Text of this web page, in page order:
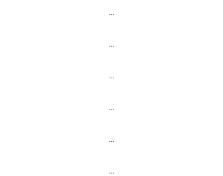
…
…
…
…
…
…